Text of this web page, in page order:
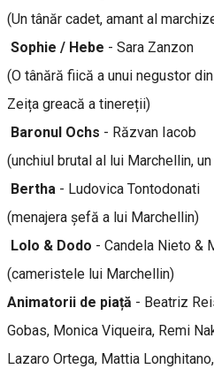
(Un tânăr cadet, amant al
Sophie / Hebe - Sara Zanzon
(O tânără fiică a unui negustor
Zeița greacă a tinereții)
Baronul Ochs - Răzvan Iacob
(unchiul brutal al lui Marchellin,
Bertha - Ludovica Tontodonati
(menajera șefă a lui Marchellin)
Lolo & Dodo - Candela Nieto &
(cameristele lui Marchellin)
Animatorii de piață - Beatriz
Gobas, Monica Viqueira, Remi
Lazaro Ortega, Mattia